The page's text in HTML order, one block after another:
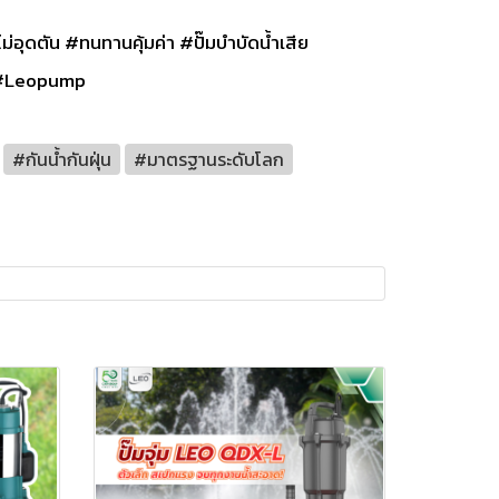
อุดตัน #ทนทานคุ้มค่า #ปั๊มบำบัดน้ำเสีย
#กันน้ำกันฝุ่น
#มาตรฐานระดับโลก